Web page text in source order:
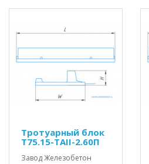
Тротуарный блок
Т75.15-TAII-2.60П
Завод Железобетон